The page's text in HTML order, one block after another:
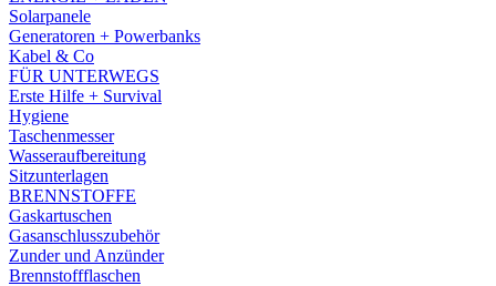
Solarpanele
Generatoren + Powerbanks
Kabel & Co
FÜR UNTERWEGS
Erste Hilfe + Survival
Hygiene
Taschenmesser
Wasseraufbereitung
Sitzunterlagen
BRENNSTOFFE
Gaskartuschen
Gasanschlusszubehör
Zunder und Anzünder
Brennstoffflaschen